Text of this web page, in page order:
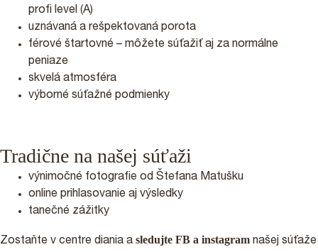
profi level (A)
uznávaná a rešpektovaná porota
férové štartovné – môžete súťažiť aj za normálne
peniaze
skvelá atmosféra
výborné súťažné podmienky
Tradične na našej súťaži
výnimočné fotografie od Štefana Matušku
online prihlasovanie aj výsledky
tanečné zážitky
Zostaňte v centre diania a sledujte FB a instagram našej súťaže